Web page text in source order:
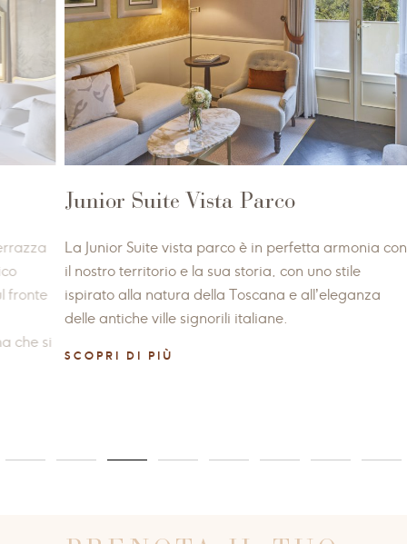
Parco
è in perfetta armonia con
storia, con uno stile
e all’eleganza
Junior Suite
La Junior Suite ha colori caldi e
campagna nei tessuti e la cura
artigianato italiano nei dettagli